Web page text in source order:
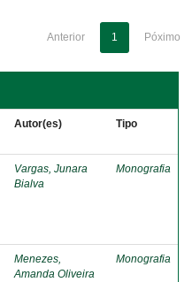
Anterior 1 Póximo
Autor(es) Tipo
Vargas, Junara
Bialva
Monografia
Menezes,
Amanda Oliveira
Monografia